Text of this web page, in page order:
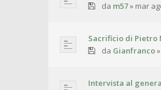
da m57» mar
Sacrificio di Pietro
da Gianfranco»
Intervista al